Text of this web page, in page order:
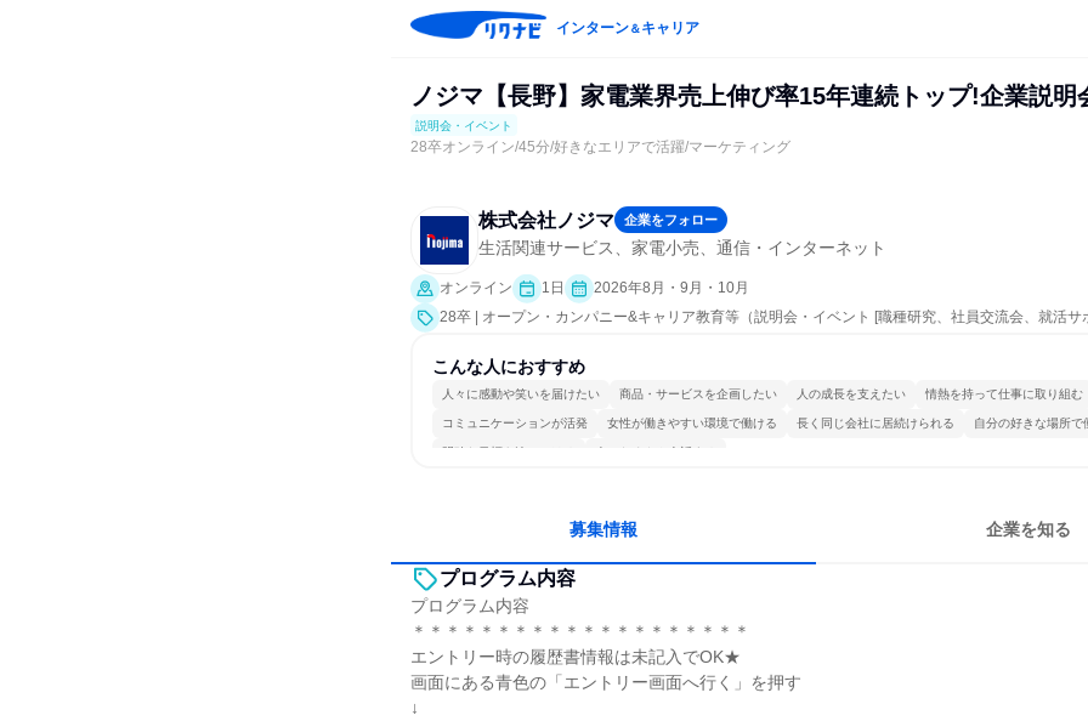
インターン＆キャリア
ノジマ【長野】家電業界売上伸び率15年連続トップ!企業説明
説明会・イベント
28卒オンライン/45分/好きなエリアで活躍/マーケティング
株式会社ノジマ 企業をフォロー
生活関連サービス、家電小売、通信・インターネット
オンライン 1日
2026年8月・9月・10月
28卒 | オープン・カンパニー&キャリア教育等（説明会・イベント [職種研究、社員交流会、就活サ
こんな人におすすめ
人々に感動や笑いを届けたい 商品・サービスを企画したい 人の成長を支えたい 情熱を持って仕事に取り組む
コミュニケーションが活発 女性が働きやすい環境で働ける 長く同じ会社に居続けられる 自分の好きな場所で
明確な目標を追いかける 人とたくさん会話する
募集情報 企業を知る
プログラム内容
プログラム内容
＊＊＊＊＊＊＊＊＊＊＊＊＊＊＊＊＊＊＊＊
エントリー時の履歴書情報は未記入でOK★
画面にある青色の「エントリー画面へ行く」を押す
↓